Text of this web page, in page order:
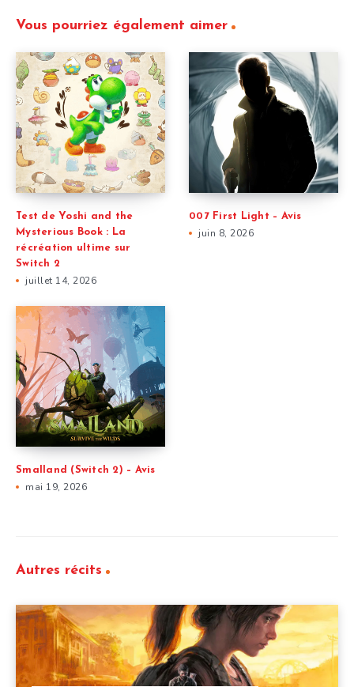
Vous pourriez également aimer
Test de Yoshi and the
Mysterious Book : La
récréation ultime sur
Switch 2
juillet 14, 2026
007 First Light – Avis
juin 8, 2026
Smalland (Switch 2) – Avis
mai 19, 2026
Autres récits